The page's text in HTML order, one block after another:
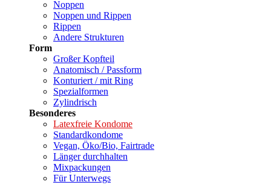
Noppen
Noppen und Rippen
Rippen
Andere Strukturen
Form
Großer Kopfteil
Anatomisch / Passform
Konturiert / mit Ring
Spezialformen
Zylindrisch
Besonderes
Latexfreie Kondome
Standardkondome
Vegan, Öko/Bio, Fairtrade
Länger durchhalten
Mixpackungen
Für Unterwegs